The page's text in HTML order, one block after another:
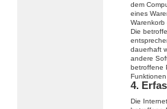
dem
eines
Warenkorb
Die
dauerhaft
andere
betroffene
4.
Die